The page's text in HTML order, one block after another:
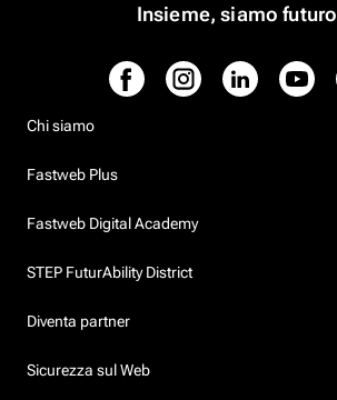
Insieme, siamo futuro
Chi siamo
Fastweb Plus
Fastweb Digital Academy
STEP FuturAbility District
Diventa partner
Sicurezza sul Web